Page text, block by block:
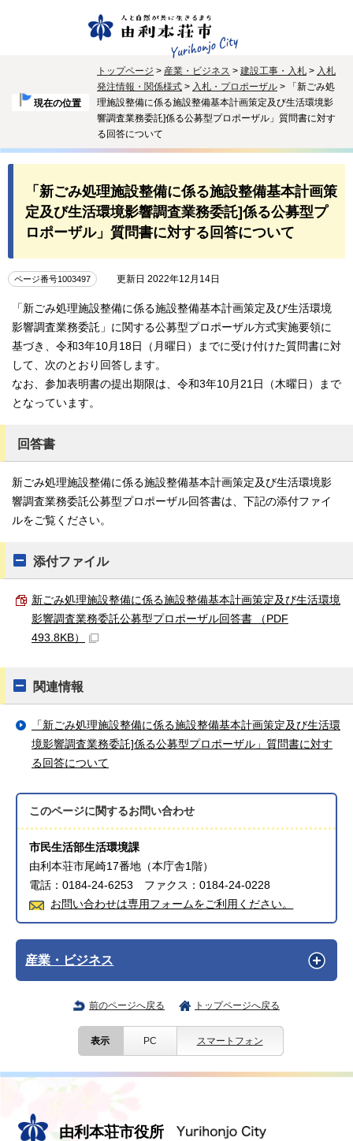
現在の位置
トップページ > 産業・ビジネス > 建設工事・入札 > 入札
発注情報・関係様式 > 入札・プロポーザル > 「新ごみ処
理施設整備に係る施設整備基本計画策定及び生活環境影
響調査業務委託]係る公募型プロポーザル」質問書に対す
る回答について
「新ごみ処理施設整備に係る施設整備基本計画策
定及び生活環境影響調査業務委託]係る公募型プ
ロポーザル」質問書に対する回答について
ページ番号1003497 更新日 2022年12月14日
「新ごみ処理施設整備に係る施設整備基本計画策定及び生活環境
影響調査業務委託」に関する公募型プロポーザル方式実施要領に
基づき、令和3年10月18日（月曜日）までに受け付けた質問書に対
して、次のとおり回答します。
なお、参加表明書の提出期限は、令和3年10月21日（木曜日）まで
となっています。
回答書
新ごみ処理施設整備に係る施設整備基本計画策定及び生活環境影
響調査業務委託公募型プロポーザル回答書は、下記の添付ファイ
ルをご覧ください。
添付ファイル
新ごみ処理施設整備に係る施設整備基本計画策定及び生活環境
影響調査業務委託公募型プロポーザル回答書 （PDF
493.8KB）
関連情報
「新ごみ処理施設整備に係る施設整備基本計画策定及び生活環
境影響調査業務委託]係る公募型プロポーザル」質問書に対す
る回答について
このページに関するお問い合わせ
市民生活部生活環境課
由利本荘市尾崎17番地（本庁舎1階）
電話：0184-24-6253 ファクス：0184-24-0228
お問い合わせは専用フォームをご利用ください。
産業・ビジネス
前のページへ戻る トップページへ戻る
表示 PC スマートフォン
由利本荘市役所